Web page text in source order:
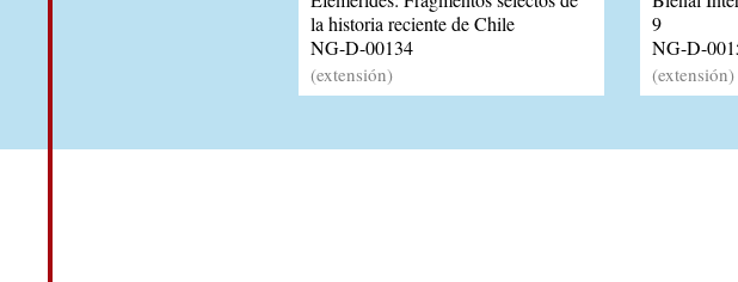
la historia reciente de Chile
NG-D-00134
(extensión)
9
NG-D-
(extensión)